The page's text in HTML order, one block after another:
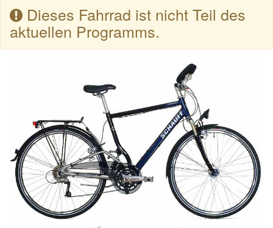
Dieses Fahrrad ist nicht Teil des
aktuellen Programms.